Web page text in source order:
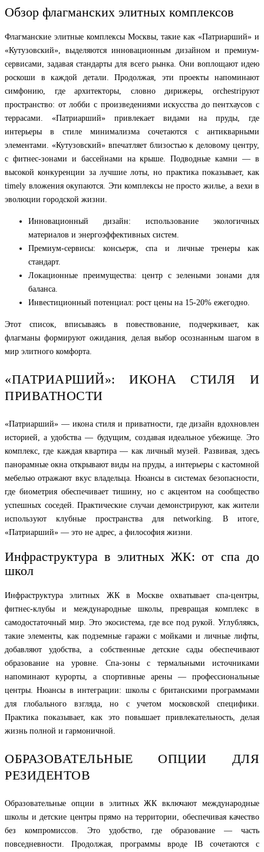
Обзор флагманских элитных комплексов
Флагманские элитные комплексы Москвы, такие как «Патриарший» и
«Кутузовский», выделяются инновационным дизайном и премиум-
сервисами, задавая стандарты для всего рынка. Они воплощают идею
роскоши в каждой детали. Продолжая, эти проекты напоминают
симфонию, где архитекторы, словно дирижеры, orchestriруют
пространство: от лобби с произведениями искусства до пентхаусов с
террасами. «Патриарший» привлекает видами на пруды, где
интерьеры в стиле минимализма сочетаются с антикварными
элементами. «Кутузовский» впечатляет близостью к деловому центру,
с фитнес-зонами и бассейнами на крыше. Подводные камни — в
высокой конкуренции за лучшие лоты, но практика показывает, как
timely вложения окупаются. Эти комплексы не просто жилье, а вехи в
эволюции городской жизни.
Инновационный дизайн: использование экологичных
материалов и энергоэффективных систем.
Премиум-сервисы: консьерж, спа и личные тренеры как
стандарт.
Локационные преимущества: центр с зелеными зонами для
баланса.
Инвестиционный потенциал: рост цены на 15-20% ежегодно.
Этот список, вписываясь в повествование, подчеркивает, как
флагманы формируют ожидания, делая выбор осознанным шагом в
мир элитного комфорта.
«ПАТРИАРШИЙ»: ИКОНА СТИЛЯ И
ПРИВАТНОСТИ
«Патриарший» — икона стиля и приватности, где дизайн вдохновлен
историей, а удобства — будущим, создавая идеальное убежище. Это
комплекс, где каждая квартира — как личный музей. Развивая, здесь
панорамные окна открывают виды на пруды, а интерьеры с кастомной
мебелью отражают вкус владельца. Нюансы в системах безопасности,
где биометрия обеспечивает тишину, но с акцентом на сообщество
успешных соседей. Практические случаи демонстрируют, как жители
используют клубные пространства для networking. В итоге,
«Патриарший» — это не адрес, а философия жизни.
Инфраструктура в элитных ЖК: от спа до
школ
Инфраструктура элитных ЖК в Москве охватывает спа-центры,
фитнес-клубы и международные школы, превращая комплекс в
самодостаточный мир. Это экосистема, где все под рукой. Углубляясь,
такие элементы, как подземные гаражи с мойками и личные лифты,
добавляют удобства, а собственные детские сады обеспечивают
образование на уровне. Спа-зоны с термальными источниками
напоминают курорты, а спортивные арены — профессиональные
центры. Нюансы в интеграции: школы с британскими программами
для глобального взгляда, но с учетом московской специфики.
Практика показывает, как это повышает привлекательность, делая
жизнь полной и гармоничной.
ОБРАЗОВАТЕЛЬНЫЕ ОПЦИИ ДЛЯ
РЕЗИДЕНТОВ
Образовательные опции в элитных ЖК включают международные
школы и детские центры прямо на территории, обеспечивая качество
без компромиссов. Это удобство, где образование — часть
повседневности. Продолжая, программы вроде IB сочетаются с